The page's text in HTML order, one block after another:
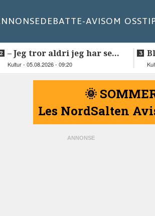
DEBATTE-AVISOM OSS
–⁠ Jeg tror aldri jeg har sett
så vakker natur
Kultur - 05.08.2026 - 09:20
🌞
Les NordSalten